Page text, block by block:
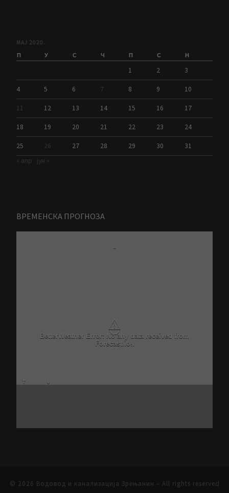
МАЈ 2020.
П У С Ч П С Н
1 2 3
4 5 6 7 8 9 10
11 12 13 14 15 16 17
18 19 20 21 22 23 24
25 26 27 28 29 30
31
« апр
јун »
ВРЕМЕНСКА ПРОГНОЗА
-
⚠
BetterWeather Error: No any data received from
Forecast.io!.
© 2026 Водовод и канализација Зрењанин – All rights reserved